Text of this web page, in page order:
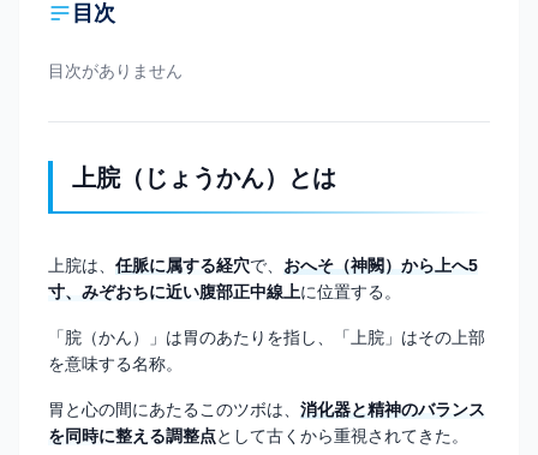
目次
目次がありません
上脘（じょうかん）とは
上脘は、 任脈に属する経穴で、 おへそ（神闕）から上へ5
寸、みぞおちに近い腹部正中線上に位置する。
「脘（かん）」は胃のあたりを指し、「上脘」はその上部
を意味する名称。
胃と心の間にあたるこのツボは、 消化器と精神のバランス
を同時に整える調整点として古くから重視されてきた。